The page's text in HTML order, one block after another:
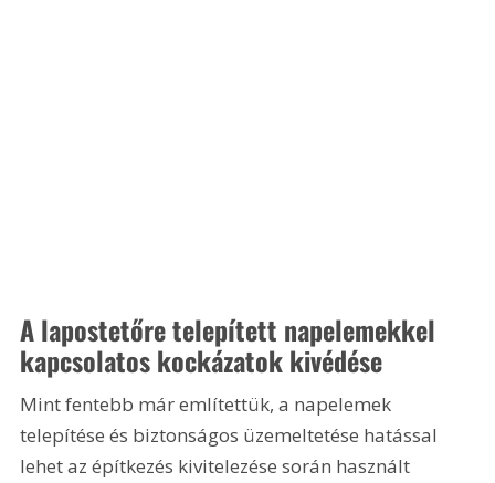
A lapostetőre telepített napelemekkel
kapcsolatos kockázatok kivédése
Mint fentebb már említettük, a napelemek
telepítése és biztonságos üzemeltetése hatással
lehet az építkezés kivitelezése során használt